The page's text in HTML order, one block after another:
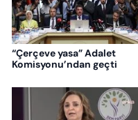
“Çerçeve yasa” Adalet
Komisyonu’ndan geçti